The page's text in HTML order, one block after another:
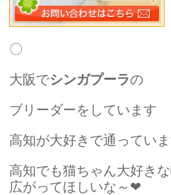
〇
大阪でシンガプーラの
ブリーダーをしています
高知が大好きで通ってい
高知でも猫ちゃん大好き
広がってほしいな～❤